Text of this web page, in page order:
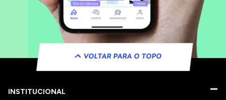
VOLTAR PARA O TOPO
INSTITUCIONAL